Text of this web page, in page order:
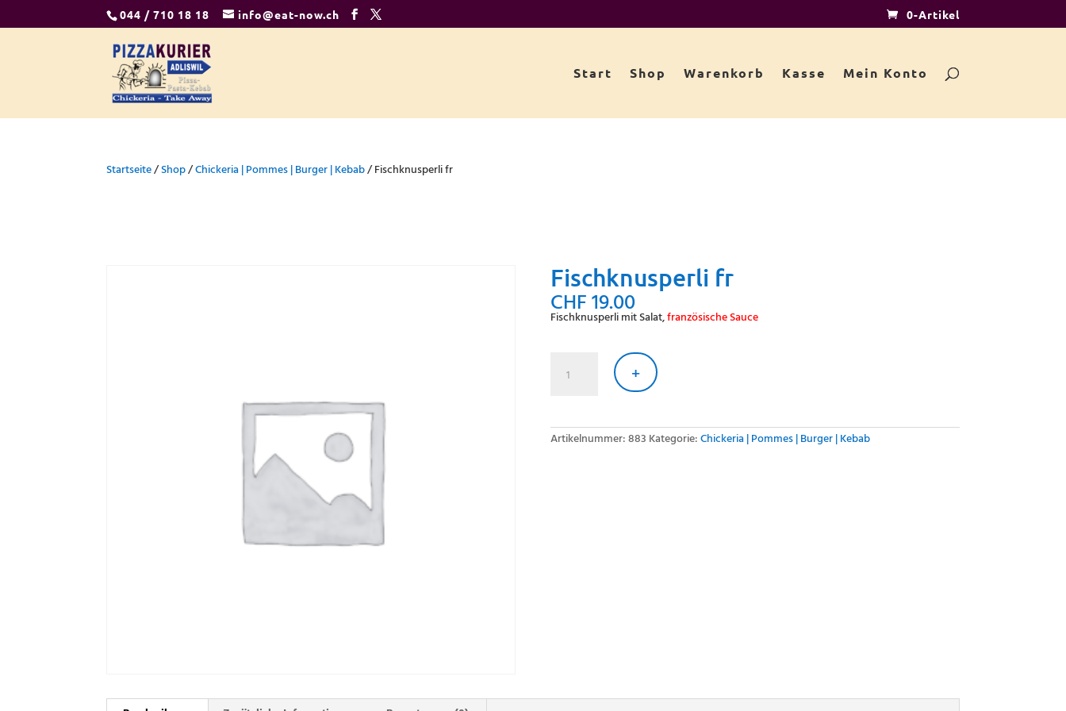
044 / 710 18 18 info@eat-now.ch 0-Artikel
Start Shop Warenkorb Kasse Mein Konto
Startseite/Shop/Chickeria | Pommes | Burger | Kebab/ Fischknusperli fr
Fischknusperli fr
CHF19.00
Fischknusperli mit Salat,französische Sauce
Fischknusperli
Menge +
Artikelnummer:883 Kategorie:Chickeria | Pommes | Burger | Kebab